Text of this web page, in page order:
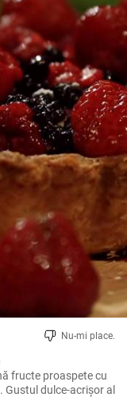
Nu-mi place.
fructe proaspete cu
dulce-acrișor al